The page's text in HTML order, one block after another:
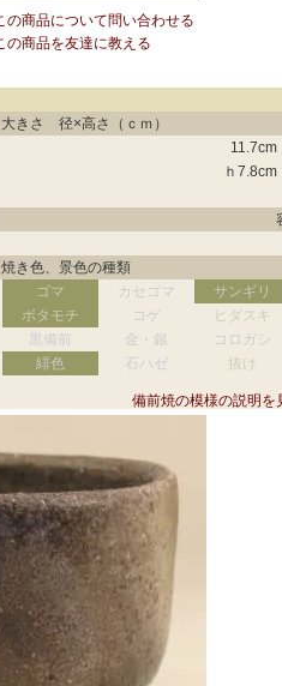
の商品について問い合わせる
の商品を友達に教える
きさ 径×高さ（ｃｍ）
11.7cm
ｈ 7.8cm
き色、景色の種類
ゴマ
カセゴマ
サンギリ
ボタモチ
コゲ
ヒダスキ
黒備前
金・銀
コロガシ
緋色
石ハゼ 抜け
備前焼の模様の説明を